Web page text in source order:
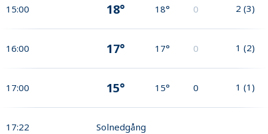
15:00 18° 18° 0 2 (3)
16:00 17° 17° 0 1 (2)
17:00 15° 15° 0 1 (1)
17:22 Solnedgång